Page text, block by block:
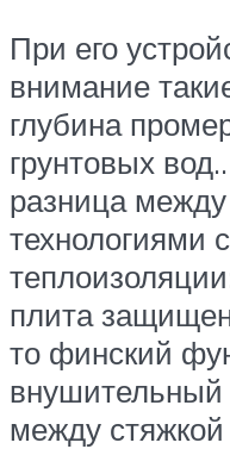
При его
внимание
глубина
грунтовых
разница
технологиями
плита
то финский
внушительный
между